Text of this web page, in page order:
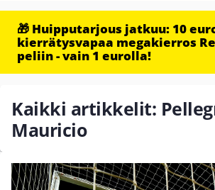
🎁 Huipputarjous jatkuu: 10
kierrätysvapaa megakierros
peliin - vain 1 eurolla!
Kaikki artikkelit:
Mauricio